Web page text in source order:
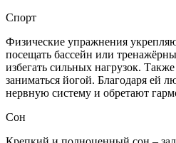
Спорт
Физические упражнения
посещать бассейн или
избегать сильных нагрузок.
заниматься йогой. Благодаря ей
нервную систему и обретают
Сон